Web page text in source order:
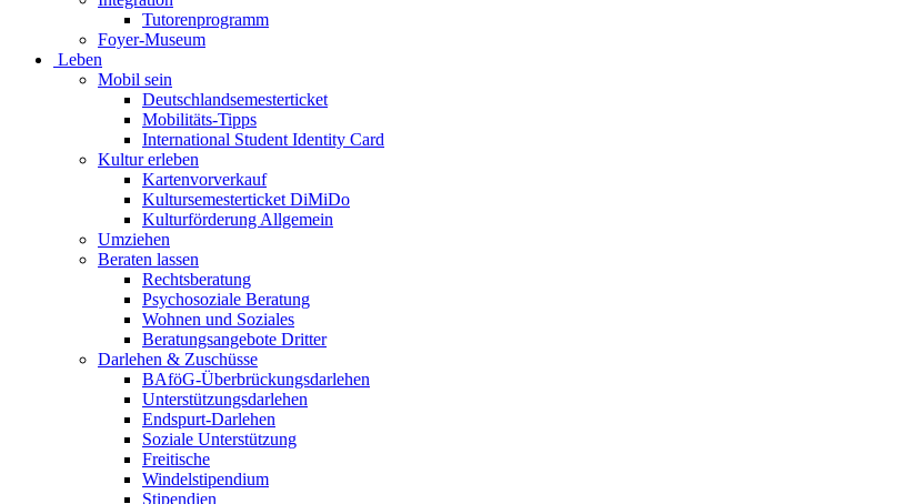
Tutorenprogramm
Foyer-Museum
Leben
Mobil sein
Deutschlandsemesterticket
Mobilitäts-Tipps
International Student Identity Card
Kultur erleben
Kartenvorverkauf
Kultursemesterticket DiMiDo
Kulturförderung Allgemein
Umziehen
Beraten lassen
Rechtsberatung
Psychosoziale Beratung
Wohnen und Soziales
Beratungsangebote Dritter
Darlehen & Zuschüsse
BAföG-Überbrückungsdarlehen
Unterstützungsdarlehen
Endspurt-Darlehen
Soziale Unterstützung
Freitische
Windelstipendium
Stipendien